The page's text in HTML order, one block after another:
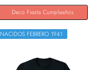
Deco Fiesta Cumpleaños
NACIDOS FEBRERO 1941